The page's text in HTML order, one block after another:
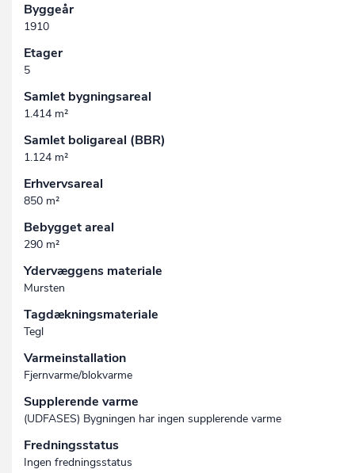
Byggeår
1910
Etager
5
Samlet bygningsareal
1.414 m²
Samlet boligareal (BBR)
1.124 m²
Erhvervsareal
850 m²
Bebygget areal
290 m²
Ydervæggens materiale
Mursten
Tagdækningsmateriale
Tegl
Varmeinstallation
Fjernvarme/blokvarme
Supplerende varme
(UDFASES) Bygningen har ingen supplerende varme
Fredningsstatus
Ingen fredningsstatus